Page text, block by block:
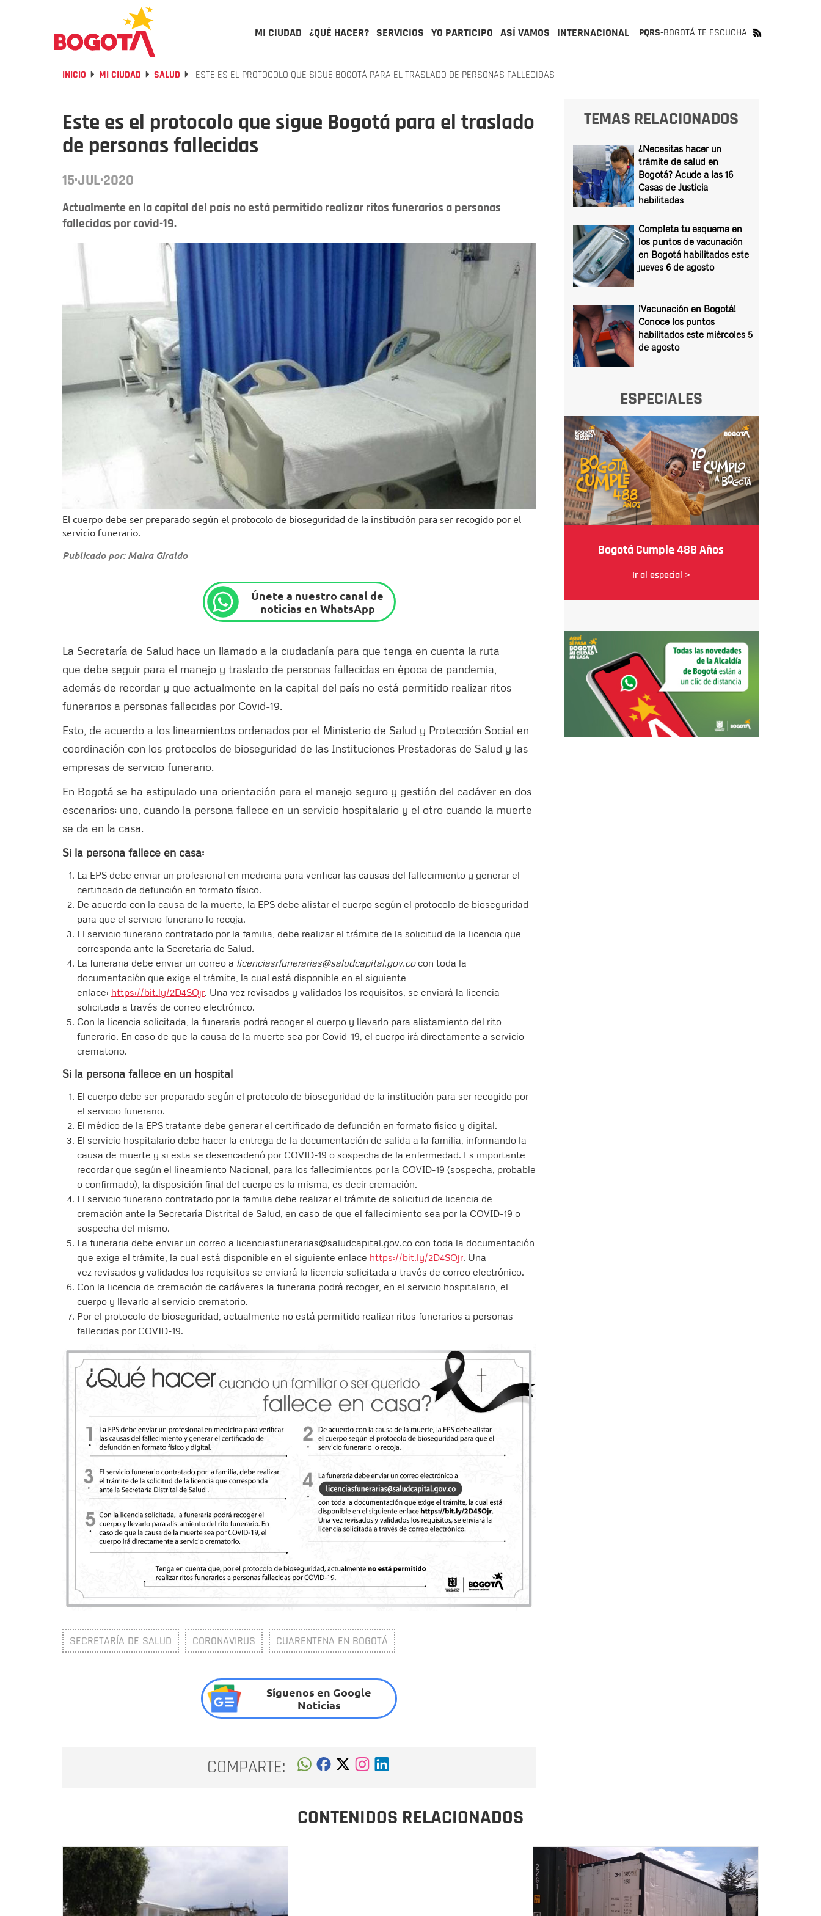
MI CIUDAD ¿QUÉ HACER? SERVICIOS YO PARTICIPO ASÍ VAMOS INTERNACIONAL PQRS-BOGOTÁ TE ESCUCHA
INICIO MI CIUDAD SALUD ESTE ES EL PROTOCOLO QUE SIGUE BOGOTÁ PARA EL TRASLADO DE PERSONAS FALLECIDAS
Este es el protocolo que sigue Bogotá para el traslado
de personas fallecidas
15·JUL·2020
Actualmente en la capital del país no está permitido realizar ritos funerarios a personas
fallecidas por covid-19.
El cuerpo debe ser preparado según el protocolo de bioseguridad de la institución para ser recogido por el
servicio funerario.
Publicado por: Maira Giraldo
Únete a nuestro canal de
noticias en WhatsApp
La Secretaría de Salud hace un llamado a la ciudadanía para que tenga en cuenta la ruta
que debe seguir para el manejo y traslado de personas fallecidas en época de pandemia,
además de recordar y que actualmente en la capital del país no está permitido realizar ritos
funerarios a personas fallecidas por Covid-19.
Esto, de acuerdo a los lineamientos ordenados por el Ministerio de Salud y Protección Social en
coordinación con los protocolos de bioseguridad de las Instituciones Prestadoras de Salud y las
empresas de servicio funerario.
En Bogotá se ha estipulado una orientación para el manejo seguro y gestión del cadáver en dos
escenarios: uno, cuando la persona fallece en un servicio hospitalario y el otro cuando la muerte
se da en la casa.
Si la persona fallece en casa:
La EPS debe enviar un profesional en medicina para verificar las causas del fallecimiento y generar el
certificado de defunción en formato físico.
De acuerdo con la causa de la muerte, la EPS debe alistar el cuerpo según el protocolo de bioseguridad
para que el servicio funerario lo recoja.
El servicio funerario contratado por la familia, debe realizar el trámite de la solicitud de la licencia que
corresponda ante la Secretaría de Salud.
La funeraria debe enviar un correo a licenciasrfunerarias@saludcapital.gov.co con toda la
documentación que exige el trámite, la cual está disponible en el siguiente
enlace: https://bit.ly/2D4SOjr. Una vez revisados y validados los requisitos, se enviará la licencia
solicitada a través de correo electrónico.
Con la licencia solicitada, la funeraria podrá recoger el cuerpo y llevarlo para alistamiento del rito
funerario. En caso de que la causa de la muerte sea por Covid-19, el cuerpo irá directamente a servicio
crematorio.
Si la persona fallece en un hospital
El cuerpo debe ser preparado según el protocolo de bioseguridad de la institución para ser recogido por
el servicio funerario.
El médico de la EPS tratante debe generar el certificado de defunción en formato físico y digital.
El servicio hospitalario debe hacer la entrega de la documentación de salida a la familia, informando la
causa de muerte y si esta se desencadenó por COVID-19 o sospecha de la enfermedad. Es importante
recordar que según el lineamiento Nacional, para los fallecimientos por la COVID-19 (sospecha, probable
o confirmado), la disposición final del cuerpo es la misma, es decir cremación.
El servicio funerario contratado por la familia debe realizar el trámite de solicitud de licencia de
cremación ante la Secretaría Distrital de Salud, en caso de que el fallecimiento sea por la COVID-19 o
sospecha del mismo.
La funeraria debe enviar un correo a licenciasfunerarias@saludcapital.gov.co con toda la documentación
que exige el trámite, la cual está disponible en el siguiente enlace https://bit.ly/2D4SOjr. Una
vez revisados y validados los requisitos se enviará la licencia solicitada a través de correo electrónico.
Con la licencia de cremación de cadáveres la funeraria podrá recoger, en el servicio hospitalario, el
cuerpo y llevarlo al servicio crematorio.
Por el protocolo de bioseguridad, actualmente no está permitido realizar ritos funerarios a personas
fallecidas por COVID-19.
SECRETARÍA DE SALUD CORONAVIRUS CUARENTENA EN BOGOTÁ
Síguenos en Google
Noticias
COMPARTE:
TEMAS RELACIONADOS
¿Necesitas hacer un
trámite de salud en
Bogotá? Acude a las 16
Casas de Justicia
habilitadas
Completa tu esquema en
los puntos de vacunación
en Bogotá habilitados este
jueves 6 de agosto
¡Vacunación en Bogotá!
Conoce los puntos
habilitados este miércoles 5
de agosto
ESPECIALES
Bogotá Cumple 488 Años
Ir al especial >
CONTENIDOS RELACIONADOS